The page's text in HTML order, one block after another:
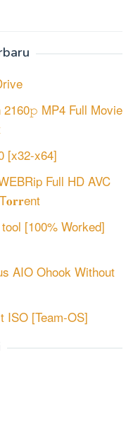
MP4 Full Movie
[x32-x64]
Full HD AVC
[100% Worked]
AIO Ohook Without
ISO [Team-OS]